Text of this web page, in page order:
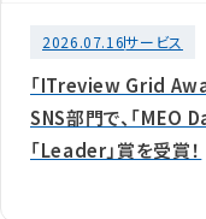
2026.07.16サービス
「ITreview Grid
SNS部門で、「
「Leader」賞を受賞！